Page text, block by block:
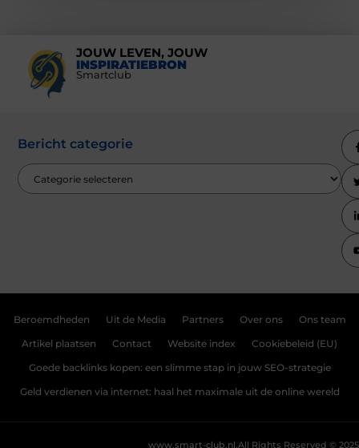
JOUW LEVEN, JOUW
INSPIRATIEBRON
Smartclub
Bericht categorie
Beroemdheden Uit de Media Partners Over ons Ons team
Artikel plaatsen Contact Website index Cookiebeleid (EU)
Goede backlinks kopen: een slimme stap in jouw SEO-strategie
Geld verdienen via internet: haal het maximale uit de online wereld
All Rights Reserved © 2025
www.smart-club.nl.